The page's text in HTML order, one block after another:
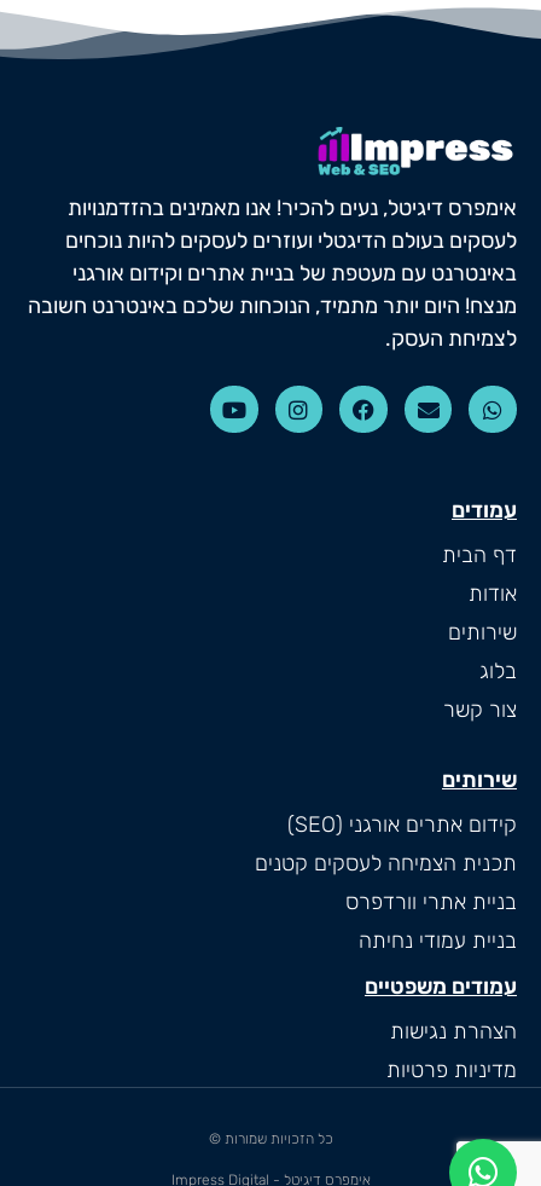
אימפרס דיגיטל, נעים להכיר! אנו מאמינים בהזדמנויות
לעסקים בעולם הדיגטלי ועוזרים לעסקים להיות נוכחים
באינטרנט עם מעטפת של בניית אתרים וקידום אורגני
מנצח! היום יותר מתמיד, הנוכחות שלכם באינטרנט חשובה
לצמיחת העסק.
עמודים
דף הבית
אודות
שירותים
בלוג
צור קשר
שירותים
קידום אתרים אורגני (SEO)
תכנית הצמיחה לעסקים קטנים
בניית אתרי וורדפרס
בניית עמודי נחיתה
עמודים משפטיים
הצהרת נגישות
מדיניות פרטיות
כל הזכויות שמורות ©
אימפרס דיגיטל - Impress Digital